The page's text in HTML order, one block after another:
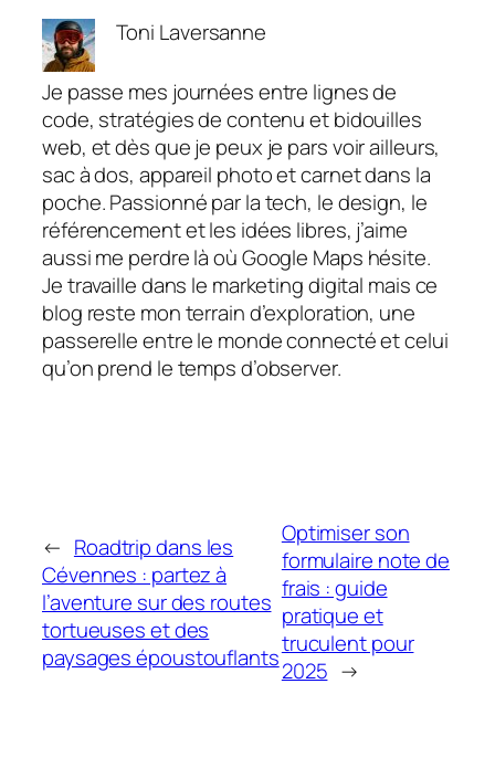
Toni Laversanne
Je passe mes journées entre lignes de
code, stratégies de contenu et bidouilles
web, et dès que je peux je pars voir ailleurs,
sac à dos, appareil photo et carnet dans la
poche. Passionné par la tech, le design, le
référencement et les idées libres, j’aime
aussi me perdre là où Google Maps hésite.
Je travaille dans le marketing digital mais ce
blog reste mon terrain d’exploration, une
passerelle entre le monde connecté et celui
qu’on prend le temps d’observer.
← Roadtrip dans les
Cévennes : partez à
l’aventure sur des routes
tortueuses et des
paysages époustouflants
Optimiser son
formulaire note de
frais : guide
pratique et
truculent pour
2025 →